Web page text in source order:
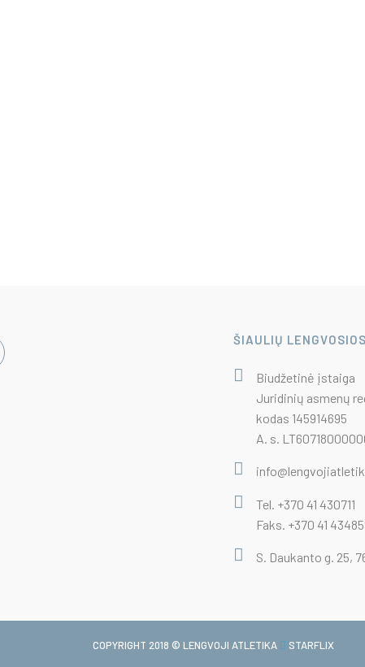
ŠIAULIŲ
Biudžetinė įstaiga
Juridinių asmenų
kodas 145914695
A. s.
Tel. +370 41 430711
Faks. +370 41
S. Daukanto g. 25,
COPYRIGHT 2018 © LENGVOJI ATLETIKA STARFLIX